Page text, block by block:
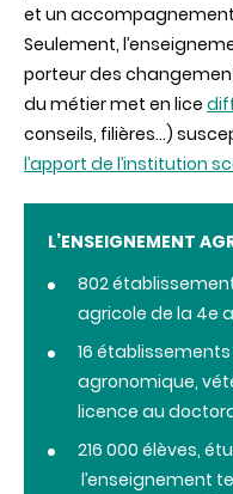
et un accompagnement
Seulement,
porteur des
du métier met en lice
conseils, filières…)
l’apport de l’institution
L’ENSEIGNEMENT
802
agricole de la 4e
16
agronomique,
licence au
216 000 élèves,
l’enseignement